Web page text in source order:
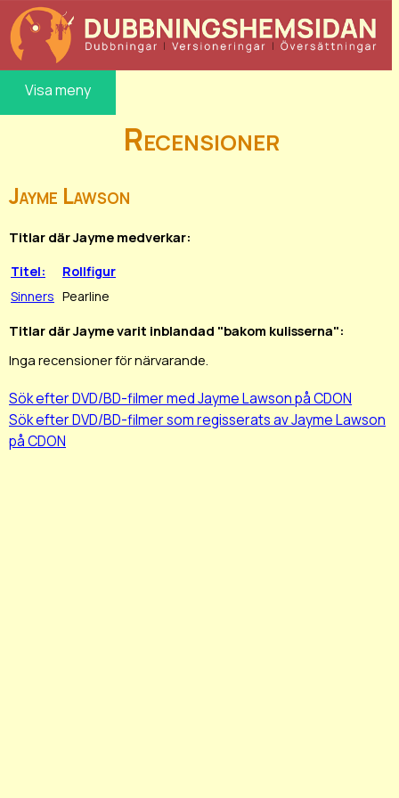
Visa meny
Recensioner
Jayme Lawson
Titlar där Jayme medverkar:
Titel:
Rollfigur
Sinners Pearline
Titlar där Jayme varit inblandad "bakom kulisserna":
Inga recensioner för närvarande.
Sök efter DVD/BD-filmer med Jayme Lawson på CDON
Sök efter DVD/BD-filmer som regisserats av Jayme Lawson
på CDON